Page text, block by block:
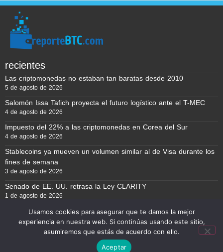
recientes
Las criptomonedas no estaban tan baratas desde 2010
5 de agosto de 2026
Salomón Issa Tafich proyecta el futuro logístico ante el T-MEC
4 de agosto de 2026
Impuesto del 22% a las criptomonedas en Corea del Sur
4 de agosto de 2026
Stablecoins ya mueven un volumen similar al de Visa durante los
fines de semana
3 de agosto de 2026
Senado de EE. UU. retrasa la Ley CLARITY
1 de agosto de 2026
Reporte BTC © Copyright 2026, Todos los derechos reservados
Usamos cookies para asegurar que te damos la mejor
experiencia en nuestra web. Si continúas usando este sitio,
asumiremos que estás de acuerdo con ello.
Aceptar